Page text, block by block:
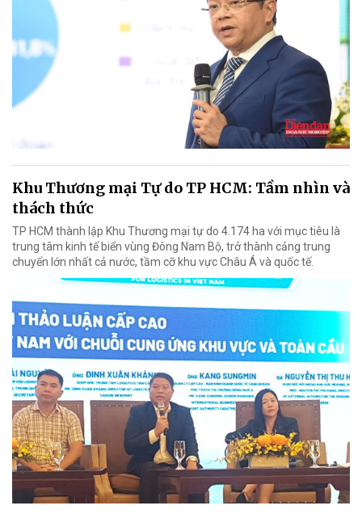
Khu Thương mại Tự do TP HCM: Tầm nhìn và
thách thức
TP HCM thành lập Khu Thương mại tự do 4.174 ha với mục tiêu là
trung tâm kinh tế biển vùng Đông Nam Bộ, trở thành cảng trung
chuyển lớn nhất cả nước, tầm cỡ khu vực Châu Á và quốc tế.